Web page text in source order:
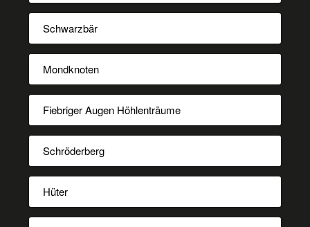
Schwarzbär
Mondknoten
Fiebriger Augen Höhlenträume
Schröderberg
Hüter